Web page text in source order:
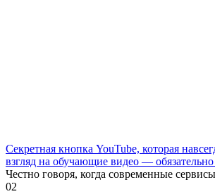
Секретная кнопка YouTube, которая
взгляд на обучающие видео —
Честно говоря, когда современные
02